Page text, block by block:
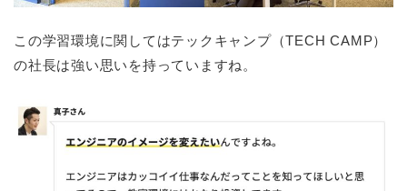
この学習環境に関してはテックキャンプ（TECH CAMP）
の社長は強い思いを持っていますね。